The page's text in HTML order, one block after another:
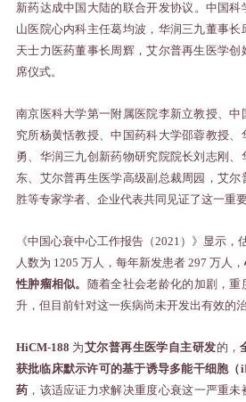
新药达成中国大陆的联合开发协议。中国科
山医院心内科主任葛均波，华润三九董事长
天士力医药董事长周辉，艾尔普再生医学创
席仪式。
南京医科大学第一附属医院李新立教授、
究所杨黄恬教授、中国药科大学邵蓉教授
勇、华润三九创新药物研究院院长刘志刚
东、艾尔普再生医学高级副总裁周园，艾
胜等专家学者、企业代表共同见证了这一重要
《中国心衰中心工作报告（2021 ）》显示，
人数为 1205 万人，每年新发患者 297万人，
性肿瘤相似。 随着全社会老龄化的加剧，
升，但目前针对这一疾病尚未开发出有效的治
HiCM-188 为艾尔普再生医学自主研发的，
获批临床默示许可的基于诱导多能干细胞（
药 ，该适应证力求解决重度心衰这一严重未